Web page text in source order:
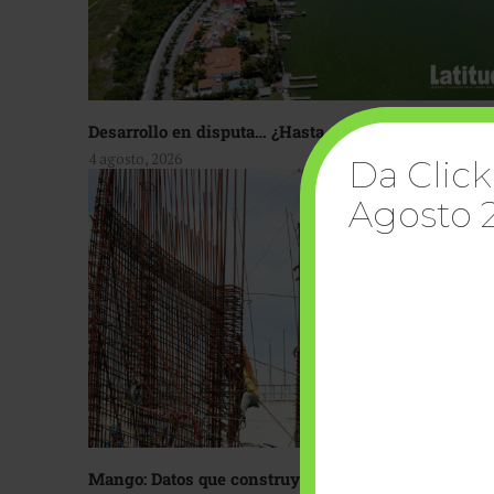
Desarrollo en disputa… ¿Hasta dónde crecer?
4 agosto, 2026
Mango: Datos que construyen confianza
Da
Agosto